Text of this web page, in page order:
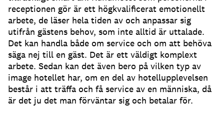
receptionen gör är ett högkvalificerat emotionellt
arbete, de läser hela tiden av och anpassar sig
utifrån gästens behov, som inte alltid är uttalade.
Det kan handla både om service och om att behöva
säga nej till en gäst. Det är ett väldigt komplext
arbete. Sedan kan det även bero på vilken typ av
image hotellet har, om en del av hotellupplevelsen
består i att träffa och få service av en människa, då
är det ju det man förväntar sig och betalar för.